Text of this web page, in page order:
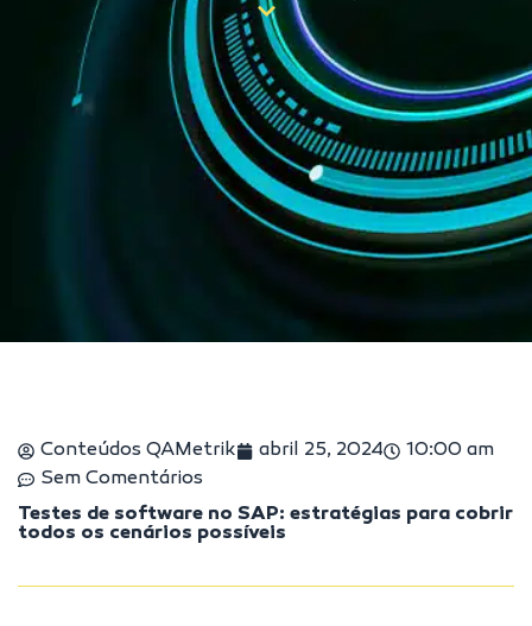
Conteúdos QAMetrik abril 25, 2024
10:00 am
Sem Comentários
Testes de software no SAP: estratégias para cobrir
todos os cenários possíveis